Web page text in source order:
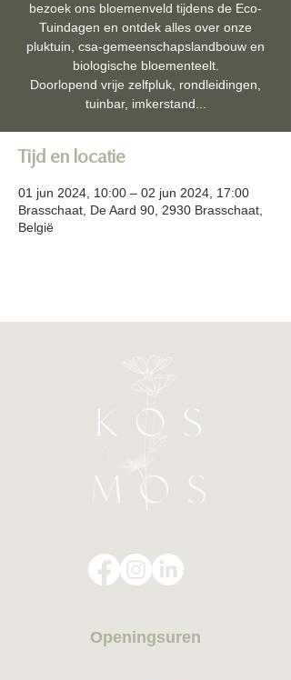
bezoek ons bloemenveld tijdens de Eco-
Tuindagen en ontdek alles over onze
pluktuin, csa-gemeenschapslandbouw en
biologische bloementeelt.
Doorlopend vrije zelfpluk, rondleidingen,
tuinbar, imkerstand...
Tijd en locatie
01 jun 2024, 10:00 – 02 jun 2024, 17:00
Brasschaat, De Aard 90, 2930 Brasschaat,
België
Openingsuren